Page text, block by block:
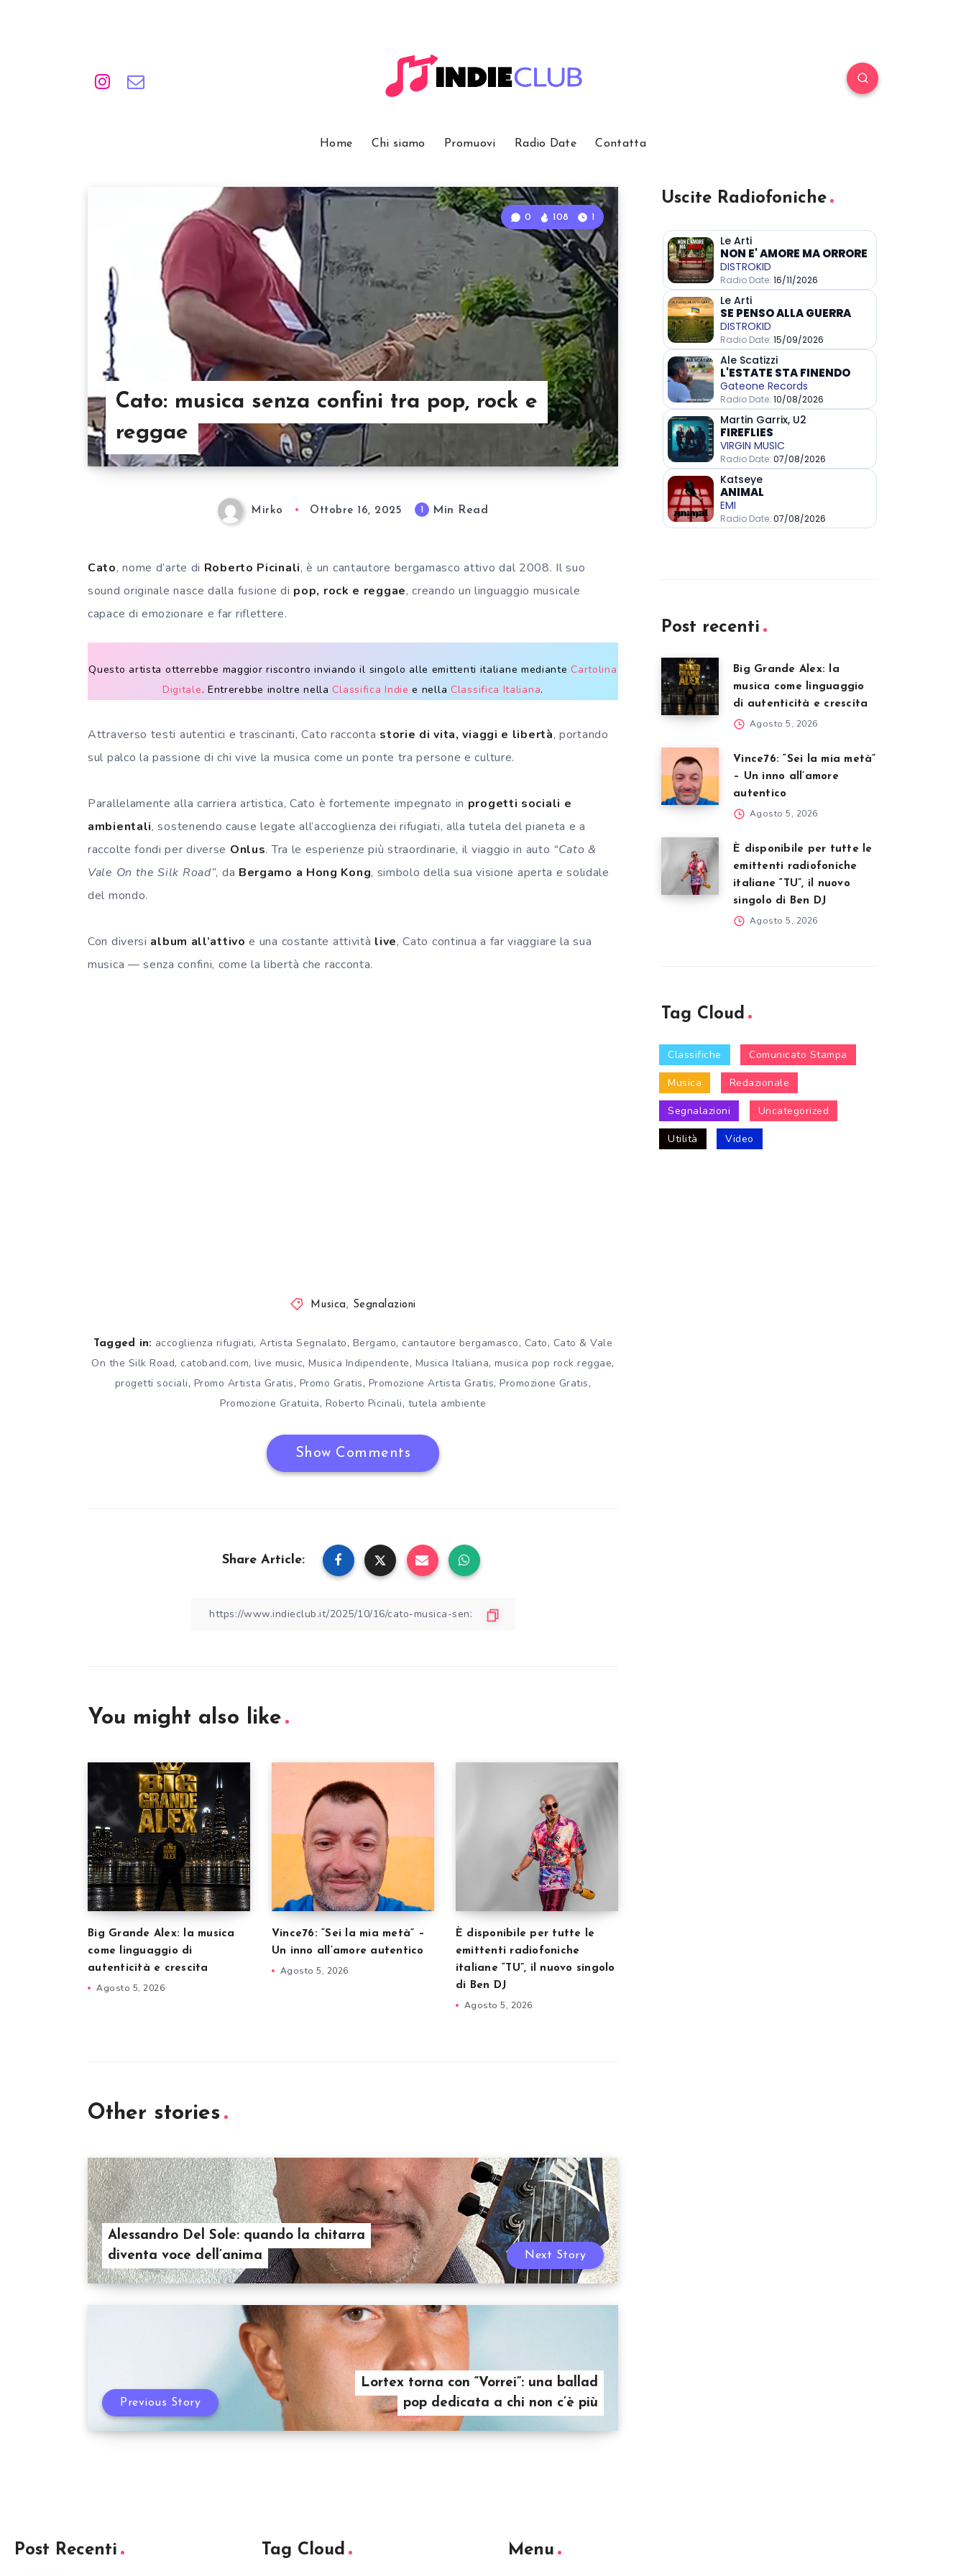
Home Chi siamo Promuovi Radio Date Contatta
Cato: musica senza confini tra pop, rock e
reggae
0 108 1
Mirko Ottobre 16, 2025 1 Min Read
Cato, nome d’arte di Roberto Picinali, è un cantautore bergamasco attivo dal 2008. Il suo
sound originale nasce dalla fusione di pop, rock e reggae, creando un linguaggio musicale
capace di emozionare e far riflettere.
Questo artista otterrebbe maggior riscontro inviando il singolo alle emittenti italiane mediante Cartolina
Digitale. Entrerebbe inoltre nella Classifica Indie e nella Classifica Italiana.
Attraverso testi autentici e trascinanti, Cato racconta storie di vita, viaggi e libertà, portando
sul palco la passione di chi vive la musica come un ponte tra persone e culture.
Parallelamente alla carriera artistica, Cato è fortemente impegnato in progetti sociali e
ambientali, sostenendo cause legate all’accoglienza dei rifugiati, alla tutela del pianeta e a
raccolte fondi per diverse Onlus. Tra le esperienze più straordinarie, il viaggio in auto “Cato &
Vale On the Silk Road”, da Bergamo a Hong Kong, simbolo della sua visione aperta e solidale
del mondo.
Con diversi album all’attivo e una costante attività live, Cato continua a far viaggiare la sua
musica — senza confini, come la libertà che racconta.
Musica , Segnalazioni
Tagged in: accoglienza rifugiati,Artista Segnalato, Bergamo, cantautore bergamasco, Cato, Cato & Vale
On the Silk Road, catoband.com,live music,Musica Indipendente, Musica Italiana,musica pop rock reggae,
progetti sociali, Promo Artista Gratis, Promo Gratis, Promozione Artista Gratis,Promozione Gratis,
Promozione Gratuita, Roberto Picinali, tutela ambiente
Show Comments
Share Article:
You might also like
Big Grande Alex: la musica
come linguaggio di
autenticità e crescita
Agosto 5, 2026
Vince76: “Sei la mia metà” –
Un inno all’amore autentico
Agosto 5, 2026
È disponibile per tutte le
emittenti radiofoniche
italiane “TU”, il nuovo singolo
di Ben DJ
Agosto 5, 2026
Other stories
Alessandro Del Sole: quando la chitarra
diventa voce dell’anima
Next Story
Lortex torna con “Vorrei”: una ballad
pop dedicata a chi non c’è più
Previous Story
Uscite Radiofoniche
Post recenti
Big Grande Alex: la
musica come linguaggio
di autenticità e crescita
Agosto 5, 2026
Vince76: “Sei la mia metà”
– Un inno all’amore
autentico
Agosto 5, 2026
È disponibile per tutte le
emittenti radiofoniche
italiane “TU”, il nuovo
singolo di Ben DJ
Agosto 5, 2026
Tag Cloud
Classifiche Comunicato Stampa
Musica Redazionale
Segnalazioni Uncategorized
Utilità Video
Post Recenti Tag Cloud Menu